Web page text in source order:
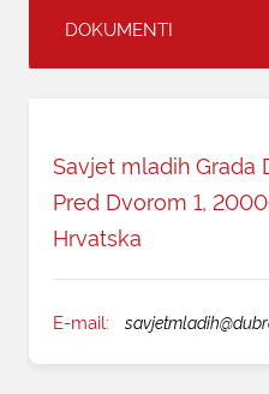
DOKUMENTI
Savjet mladih Grada
Pred Dvorom 1,
Hrvatska
E-mail: